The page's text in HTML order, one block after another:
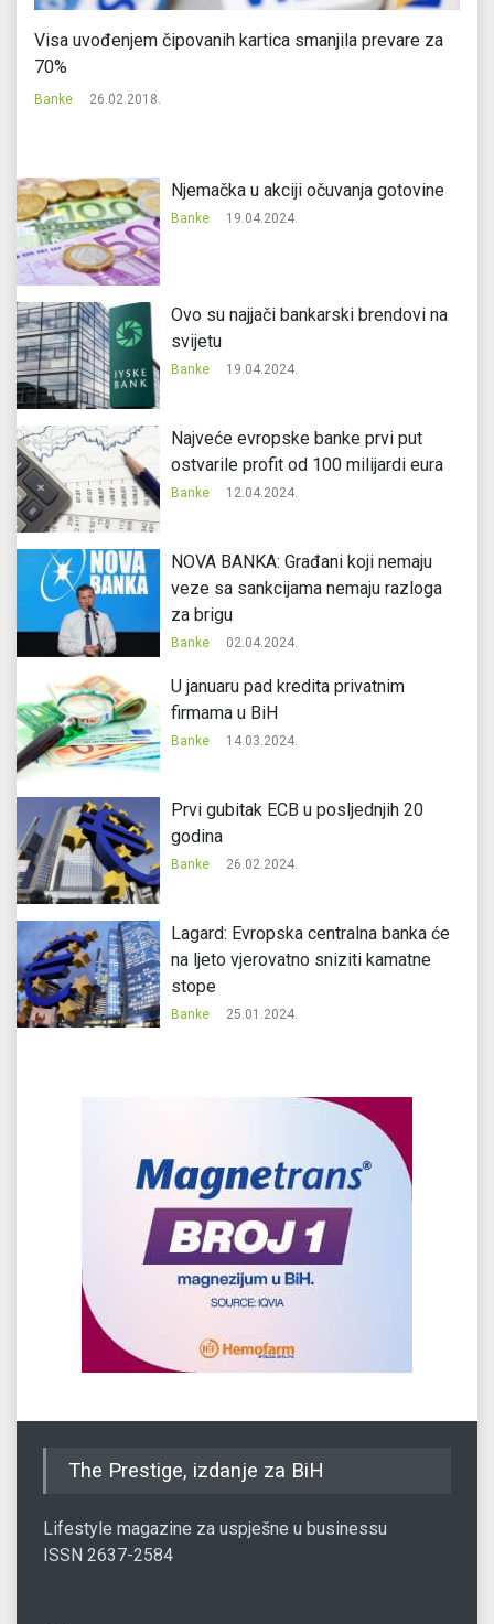
Visa uvođenjem čipovanih kartica smanjila prevare za
70%
Banke 26.02.2018.
Njemačka u akciji očuvanja gotovine
Banke 19.04.2024.
Ovo su najjači bankarski brendovi na
svijetu
Banke 19.04.2024.
Najveće evropske banke prvi put
ostvarile profit od 100 milijardi eura
Banke 12.04.2024.
NOVA BANKA: Građani koji nemaju
veze sa sankcijama nemaju razloga
za brigu
Banke 02.04.2024.
U januaru pad kredita privatnim
firmama u BiH
Banke 14.03.2024.
Prvi gubitak ECB u posljednjih 20
godina
Banke 26.02.2024.
Lagard: Evropska centralna banka će
na ljeto vjerovatno sniziti kamatne
stope
Banke 25.01.2024.
The Prestige, izdanje za BiH
Lifestyle magazine za uspješne u businessu
ISSN 2637-2584